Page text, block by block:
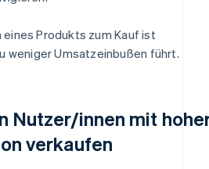
eines Produkts zum Kauf ist
weniger Umsatzeinbußen führt.
Nutzer/innen mit
verkaufen